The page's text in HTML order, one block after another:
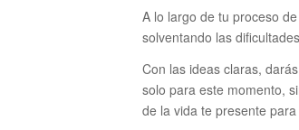
A lo largo de tu proceso
solventando las
Con las ideas claras,
solo para este momento,
de la vida te presente